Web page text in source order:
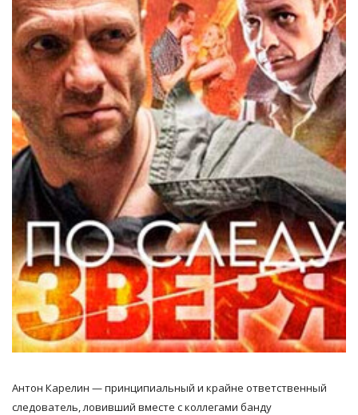
Антон Карелин — принципиальный и крайне ответственный
следователь, ловивший вместе с коллегами банду